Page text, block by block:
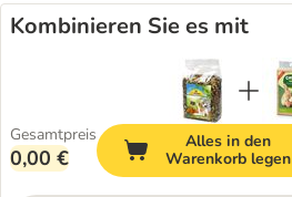
Kombinieren Sie es mit
Gesamtpreis
0,00 €
Alles in den
Warenkorb legen